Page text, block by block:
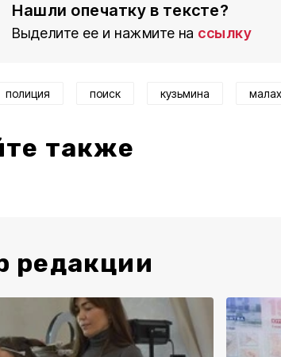
Нашли опечатку в тексте?
Выделите ее и нажмите на ссылку
полиция поиск кузьмина
также
редакции